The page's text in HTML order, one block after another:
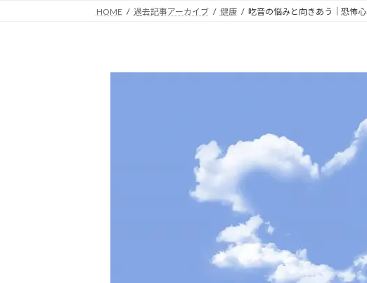
HOME 過去記事アーカイブ 健康 吃音の悩みと向きあう｜恐怖